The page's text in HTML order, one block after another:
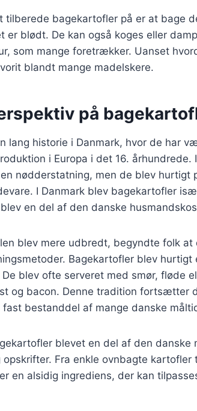
tilberede bagekartofler på er at bage
er blødt. De kan også koges eller
som mange foretrækker. Uanset
blandt mange madelskere.
på
lang historie i Danmark, hvor de har
i Europa i det 16.
nødderstatning, men de blev hurtigt
I Danmark blev bagekartofler
en del af den danske
blev mere udbredt, begyndte folk at
Bagekartofler blev
blev ofte serveret med smør, fløde
og bacon. Denne tradition fortsætter
bestanddel af mange danske
blevet en del af den danske
opskrifter. Fra enkle ovnbagte
en alsidig ingrediens, der kan